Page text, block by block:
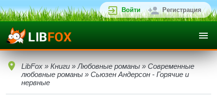
Войти Регистрация
LibFox » Книги » Любовные романы » Современные
любовные романы » Сьюзен Андерсон - Горячие и
нервные